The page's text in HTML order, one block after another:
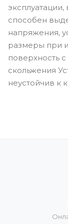
эксплуатации,
способен
напряжения,
размеры при
поверхность
скольжения
неустойчив к